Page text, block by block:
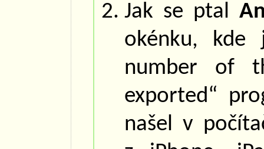
Jak se ptal
okénku, kde
number of
exported“
našel v